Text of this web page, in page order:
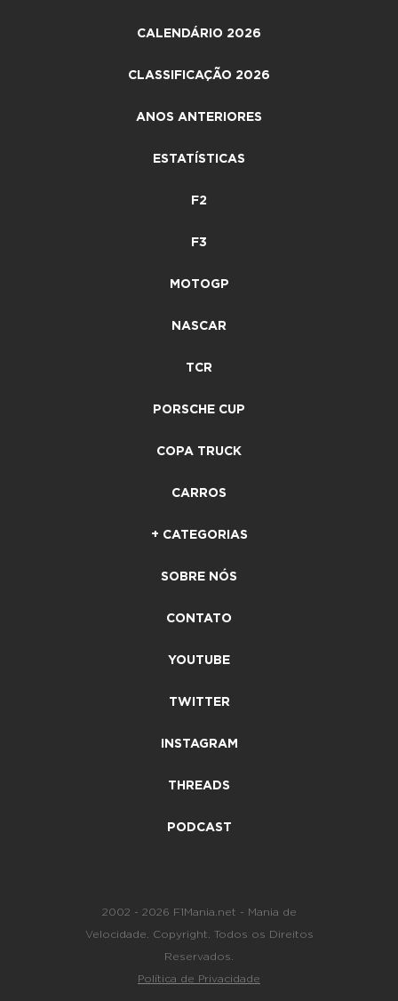
CALENDÁRIO 2026
CLASSIFICAÇÃO 2026
ANOS ANTERIORES
ESTATÍSTICAS
F2
F3
MOTOGP
NASCAR
TCR
PORSCHE CUP
COPA TRUCK
CARROS
+ CATEGORIAS
SOBRE NÓS
CONTATO
YOUTUBE
TWITTER
INSTAGRAM
THREADS
PODCAST
2002 - 2026 F1Mania.net - Mania de
Velocidade. Copyright. Todos os Direitos
Reservados.
Política de Privacidade